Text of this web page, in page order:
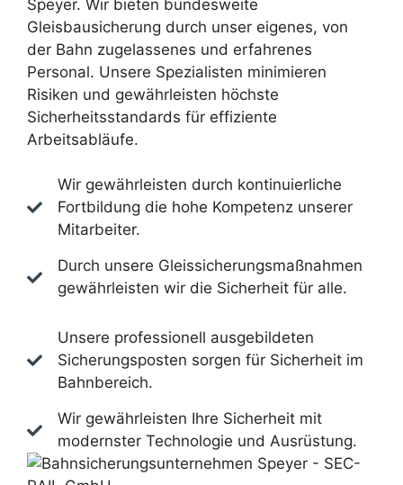
Speyer. Wir bieten bundesweite
Gleisbausicherung durch unser eigenes, von
der Bahn zugelassenes und erfahrenes
Personal. Unsere Spezialisten minimieren
Risiken und gewährleisten höchste
Sicherheitsstandards für effiziente
Arbeitsabläufe.
Wir gewährleisten durch kontinuierliche
Fortbildung die hohe Kompetenz unserer
Mitarbeiter.
Durch unsere Gleissicherungsmaßnahmen
gewährleisten wir die Sicherheit für alle.
Unsere professionell ausgebildeten
Sicherungsposten sorgen für Sicherheit im
Bahnbereich.
Wir gewährleisten Ihre Sicherheit mit
modernster Technologie und Ausrüstung.